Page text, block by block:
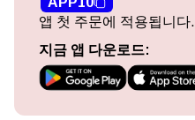
앱 첫 주문에 적용됩니다.
지금 앱 다운로드: